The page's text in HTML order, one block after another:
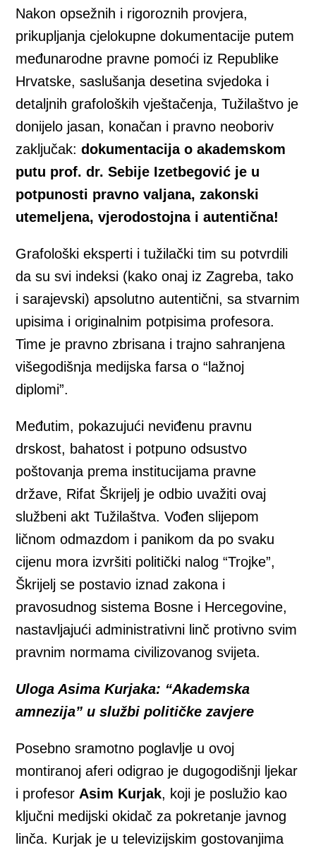
Nakon opsežnih i rigoroznih provjera,
prikupljanja cjelokupne dokumentacije putem
međunarodne pravne pomoći iz Republike
Hrvatske, saslušanja desetina svjedoka i
detaljnih grafoloških vještačenja, Tužilaštvo je
donijelo jasan, konačan i pravno neoboriv
zaključak:dokumentacija o akademskom
putu prof. dr. Sebije Izetbegović je u
potpunosti pravno valjana, zakonski
utemeljena, vjerodostojna i autentična!
Grafološki eksperti i tužilački tim su potvrdili
da su svi indeksi (kako onaj iz Zagreba, tako
i sarajevski) apsolutno autentični, sa stvarnim
upisima i originalnim potpisima profesora.
Time je pravno zbrisana i trajno sahranjena
višegodišnja medijska farsa o “lažnoj
diplomi”.
Međutim, pokazujući neviđenu pravnu
drskost, bahatost i potpuno odsustvo
poštovanja prema institucijama pravne
države, Rifat Škrijelj je odbio uvažiti ovaj
službeni akt Tužilaštva. Vođen slijepom
ličnom odmazdom i panikom da po svaku
cijenu mora izvršiti politički nalog “Trojke”,
Škrijelj se postavio iznad zakona i
pravosudnog sistema Bosne i Hercegovine,
nastavljajući administrativni linč protivno svim
pravnim normama civilizovanog svijeta.
Uloga Asima Kurjaka: “Akademska
amnezija” u službi političke zavjere
Posebno sramotno poglavlje u ovoj
montiranoj aferi odigrao je dugogodišnji ljekar
i profesor Asim Kurjak, koji je poslužio kao
ključni medijski okidač za pokretanje javnog
linča. Kurjak je u televizijskim gostovanjima